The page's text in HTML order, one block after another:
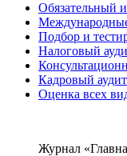
Обязательный
Подбор и
Налоговый
Кадровый аудит
Оценка всех
Журнал